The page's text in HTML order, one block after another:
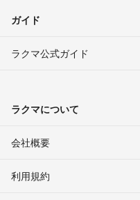
ガイド
ラクマ公式ガイド
ラクマについて
会社概要
利用規約